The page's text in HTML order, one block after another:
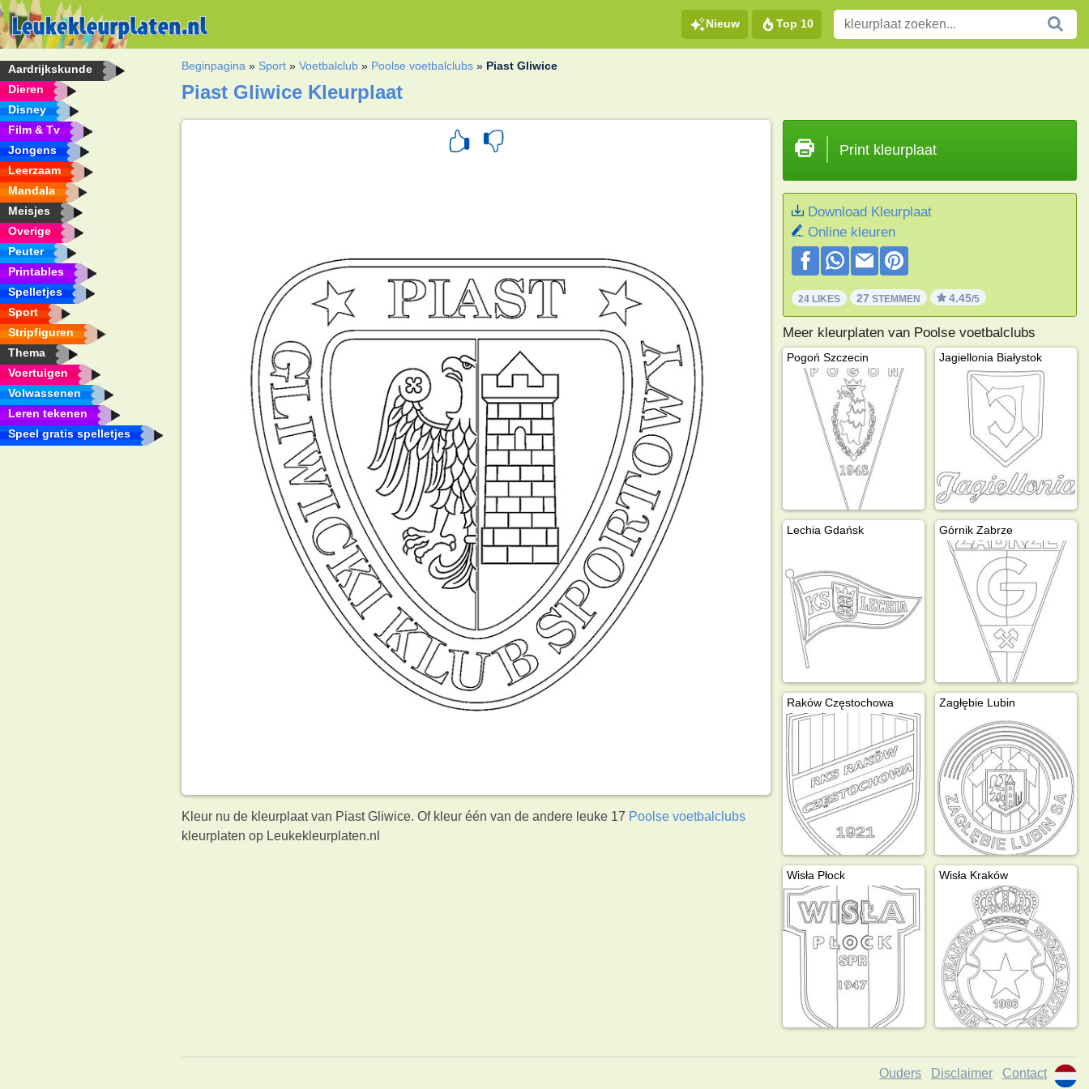
Nieuw Top 10
Aardrijkskunde
Dieren
Disney
Film & Tv
Jongens
Leerzaam
Mandala
Meisjes
Overige
Peuter
Printables
Spelletjes
Sport
Stripfiguren
Thema
Voertuigen
Volwassenen
Leren tekenen
Speel gratis spelletjes
Beginpagina » Sport »Voetbalclub » Poolse voetbalclubs » Piast Gliwice
Piast Gliwice Kleurplaat
Kleur nu de kleurplaat van Piast Gliwice. Of kleur één van de andere leuke 17 Poolse voetbalclubs
kleurplaten op Leukekleurplaten.nl
Print kleurplaat
Download Kleurplaat
Online kleuren
24 LIKES 27 STEMMEN 4.45/5
Meer kleurplaten van Poolse voetbalclubs
Pogoń Szczecin Jagiellonia Białystok
Lechia Gdańsk Górnik Zabrze
Raków Częstochowa Zagłębie Lubin
Wisła Płock Wisła Kraków
Ouders Disclaimer Contact